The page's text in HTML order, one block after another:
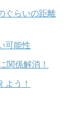
ぐらいの距離
可能性
関係解消！
よう！